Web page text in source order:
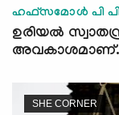
ഹഫ്സമോള്‍ പി
ഉരിയല്‍
അവകാശമാണ്.
SHE CORNER